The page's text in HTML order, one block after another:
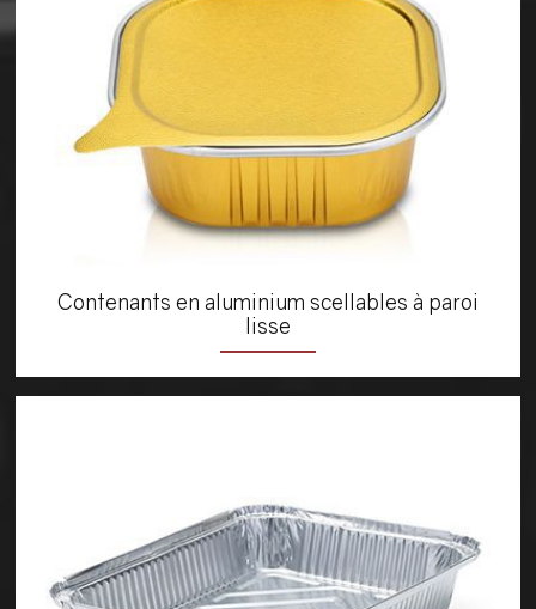
Contenants en aluminium scellables à paroi
lisse